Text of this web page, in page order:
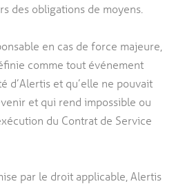
des obligations de moyens.
en cas de force majeure,
comme tout événement
d’Alertis et qu’elle ne pouvait
et qui rend impossible ou
du Contrat de Service
par le droit applicable, Alertis